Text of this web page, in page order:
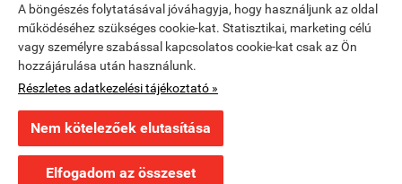
A böngészés folytatásával jóváhagyja, hogy használjunk az oldal
működéséhez szükséges cookie-kat. Statisztikai, marketing célú
vagy személyre szabással kapcsolatos cookie-kat csak az Ön
hozzájárulása után használunk.
Részletes adatkezelési tájékoztató »
Nem kötelezőek elutasítása
Elfogadom az összeset
Bemutatkozás
Kövess minket a Facebookon!
Webáruház készítés
Ajánlott termék
Marvel Legendák 27 - Thor - Asgard ​a Földön puhatáblás
képregény